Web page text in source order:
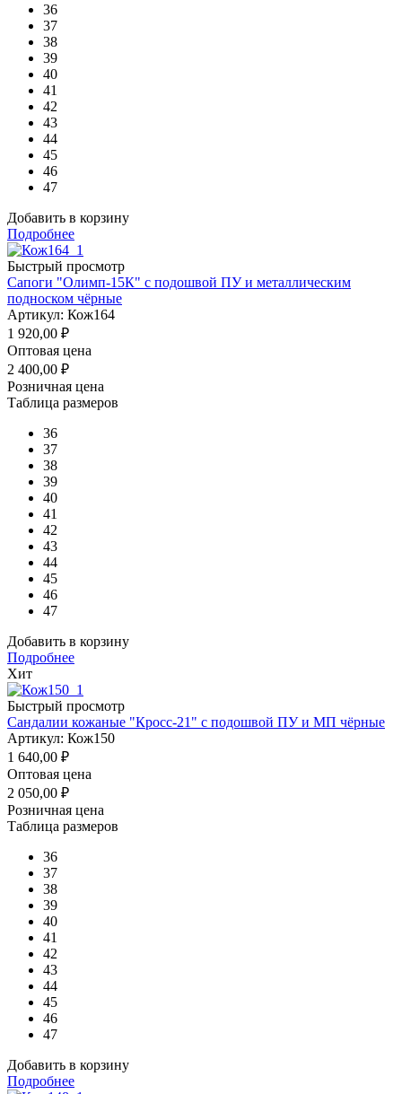
36
37
38
39
40
41
42
43
44
45
46
47
Добавить в корзину
Подробнее
Быстрый просмотр
Сапоги "Олимп-15К" с подошвой ПУ и металлическим
подноском чёрные
Артикул: Кож164
1 920,00 ₽
Оптовая цена
2 400,00 ₽
Розничная цена
Таблица размеров
36
37
38
39
40
41
42
43
44
45
46
47
Добавить в корзину
Подробнее
Хит
Быстрый просмотр
Сандалии кожаные "Кросс-21" с подошвой ПУ и МП чёрные
Артикул: Кож150
1 640,00 ₽
Оптовая цена
2 050,00 ₽
Розничная цена
Таблица размеров
36
37
38
39
40
41
42
43
44
45
46
47
Добавить в корзину
Подробнее